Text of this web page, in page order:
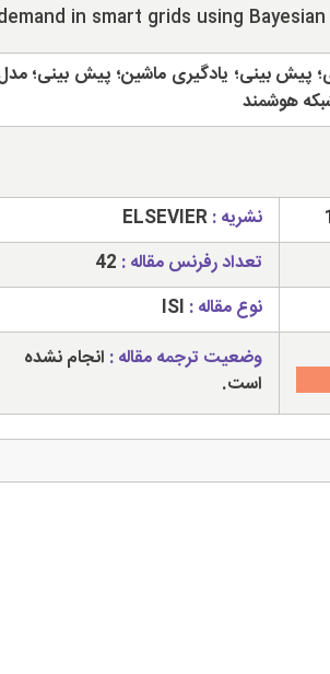
in smart grids using
پیش بینی؛ یادگیری ماشین؛ پیش بینی؛
هوشمند
نشریه :ELSEVIER
تعداد رفرنس مقاله : 42
نوع مقاله : ISI
وضعیت ترجمه مقاله : انجام نشده
است.